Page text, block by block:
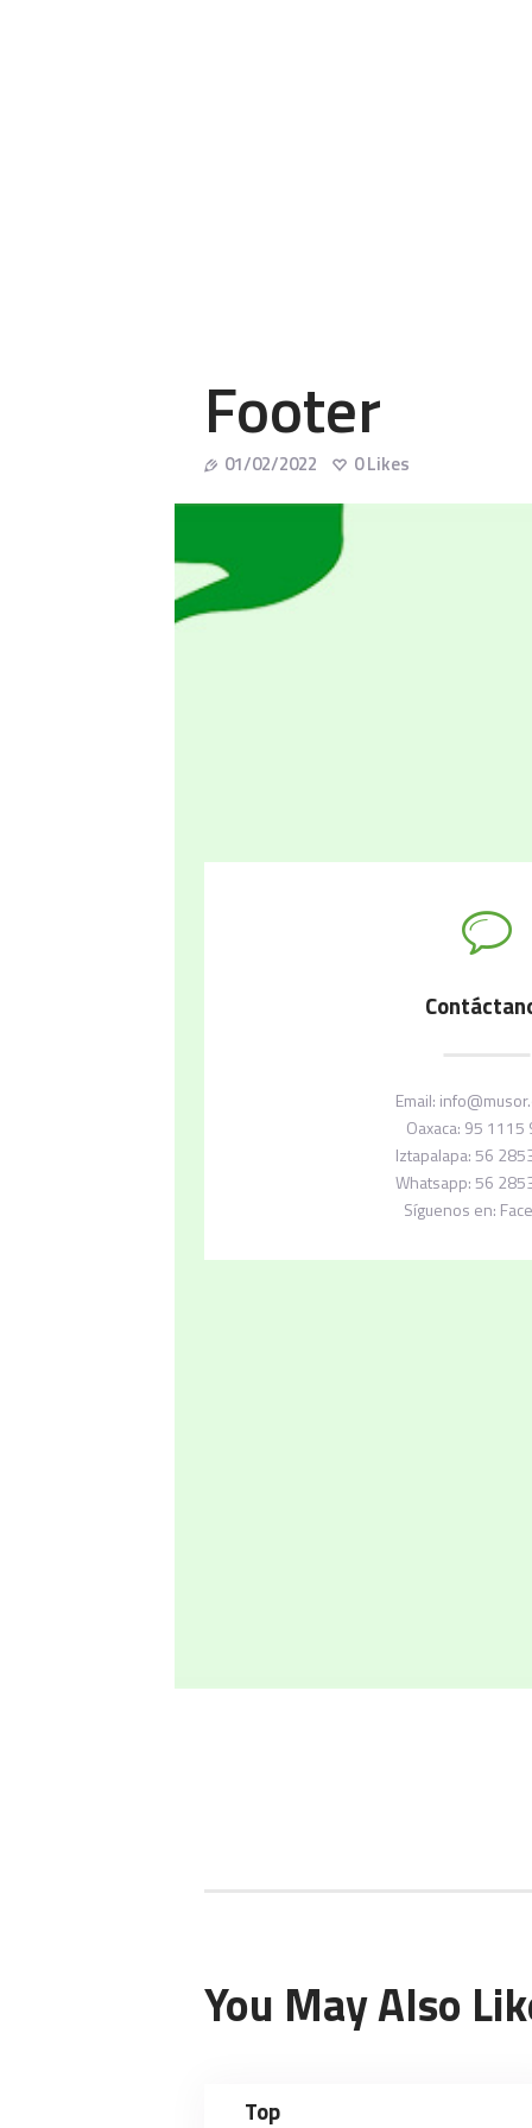
Footer
01/02/2022 0Likes
Email:
Oaxaca: 95 1115
Iztapalapa:56
Whatsapp:56
Síguenos en:
You May Also
Top